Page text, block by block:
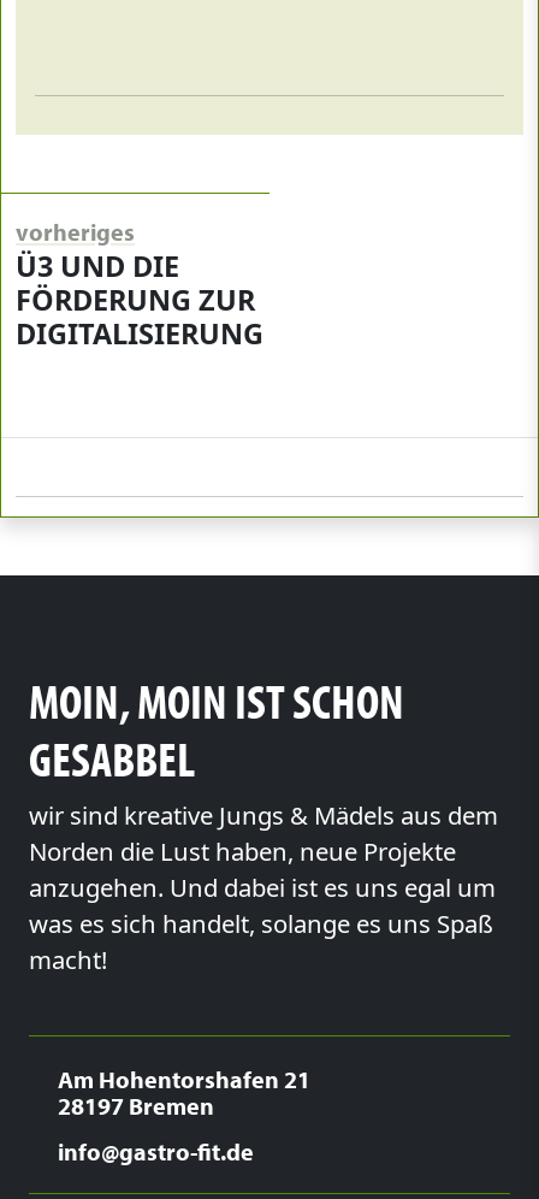
vorheriges
Ü3 UND DIE
FÖRDERUNG ZUR
DIGITALISIERUNG
MOIN, MOIN IST SCHON
GESABBEL
wir sind kreative Jungs & Mädels aus dem
Norden die Lust haben, neue Projekte
anzugehen. Und dabei ist es uns egal um
was es sich handelt, solange es uns Spaß
macht!
Am Hohentorshafen 21
28197 Bremen
info@gastro-fit.de